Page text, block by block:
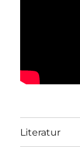
Literatur